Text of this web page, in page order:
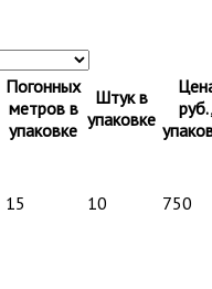
Погонных
метров в
упаковке
Штук в
упаковке
15 10 750